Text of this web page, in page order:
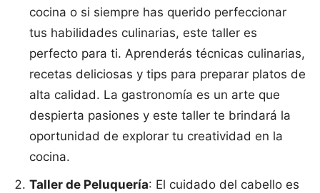
cocina o si siempre has querido perfeccionar
tus habilidades culinarias, este taller es
perfecto para ti. Aprenderás técnicas culinarias,
recetas deliciosas y tips para preparar platos de
alta calidad. La gastronomía es un arte que
despierta pasiones y este taller te brindará la
oportunidad de explorar tu creatividad en la
cocina.
Taller de Peluquería: El cuidado del cabello es